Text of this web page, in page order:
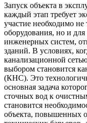
Запуск объекта в
каждый этап требует
участие необходимо не
оборудования, но и
инженерных систем,
зданий. В условиях,
канализационной
выбором становится
(КНС). Это
основная задача
сточных вод к
становится
объекта, повышенных